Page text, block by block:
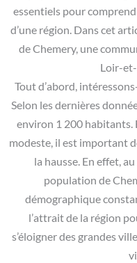
essentiels pour
d’une région. Dans cet
de Chemery, une
Loir-
Tout d’abord,
Selon les dernières
environ 1 200 habitants.
modeste, il est important
la hausse. En effet,
population de
démographique
l’attrait de la région
s’éloigner des grandes